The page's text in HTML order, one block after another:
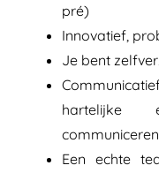
pré)
Innovatief,
Je bent
hartelijke
Een echte